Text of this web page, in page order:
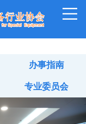
办事指南
专业委员会